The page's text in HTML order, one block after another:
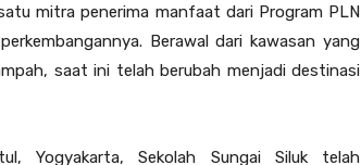
mitra penerima manfaat dari Program PLN
Berawal dari kawasan yang
saat ini telah berubah menjadi destinasi
Yogyakarta, Sekolah Sungai Siluk telah